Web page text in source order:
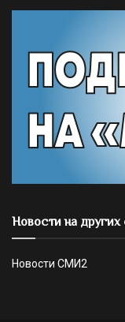
Новости на других
Новости СМИ2